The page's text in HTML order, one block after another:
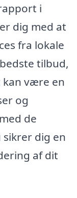
i
dig med at
fra lokale
tilbud,
kan være en
og
de
dig en
af dit